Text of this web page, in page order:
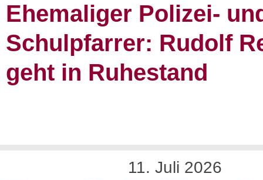
Ehemaliger Polizei-
Schulpfarrer: Rudolf
geht in Ruhestand
11. Juli 2026